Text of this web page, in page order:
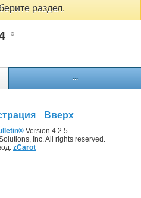
раздел.
...
Вверх
Version 4.2.5
Inc. All rights reserved.
zCarot